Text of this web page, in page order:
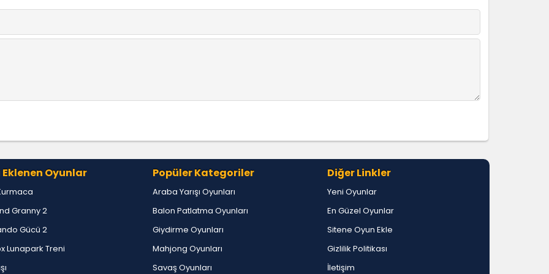
için sinili sadece.
Eklenen Oyunlar
Granny 2
Gücü 2
Lunapark Treni
Popüler Kategoriler
Araba Yarışı Oyunları
Balon Patlatma Oyunları
Giydirme Oyunları
Mahjong Oyunları
Savaş Oyunları
Diğer Linkler
Yeni Oyunlar
En Güzel Oyunlar
Sitene Oyun Ekle
Gizlilik Politikası
İletişim